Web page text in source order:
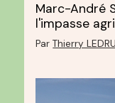
Marc-André
l'impasse
ParThierry LEDRU